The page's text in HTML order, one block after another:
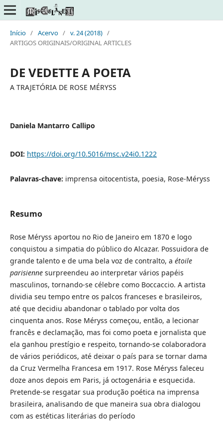
Início / Acervo / v. 24 (2018) /
ARTIGOS ORIGINAIS/ORIGINAL ARTICLES
DE VEDETTE A POETA
A TRAJETÓRIA DE ROSE MÉRYSS
Daniela Mantarro Callipo
DOI: https://doi.org/10.5016/msc.v24i0.1222
Palavras-chave: imprensa oitocentista, poesia, Rose-Méryss
Resumo
Rose Méryss aportou no Rio de Janeiro em 1870 e logo
conquistou a simpatia do público do Alcazar. Possuidora de
grande talento e de uma bela voz de contralto, a étoile
parisiennesurpreendeu ao interpretar vários papéis
masculinos, tornando-se célebre como Boccaccio. A artista
dividia seu tempo entre os palcos franceses e brasileiros,
até que decidiu abandonar o tablado por volta dos
cinquenta anos. Rose Méryss começou, então, a lecionar
francês e declamação, mas foi como poeta e jornalista que
ela ganhou prestígio e respeito, tornando-se colaboradora
de vários periódicos, até deixar o país para se tornar dama
da Cruz Vermelha Francesa em 1917. Rose Méryss faleceu
doze anos depois em Paris, já octogenária e esquecida.
Pretende-se resgatar sua produção poética na imprensa
brasileira, analisando de que maneira sua obra dialogou
com as estéticas literárias do período